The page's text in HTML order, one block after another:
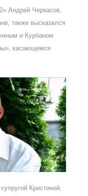
Андрей Черкасов,
также высказался
и Курбаном
касающемся
Кристиной,